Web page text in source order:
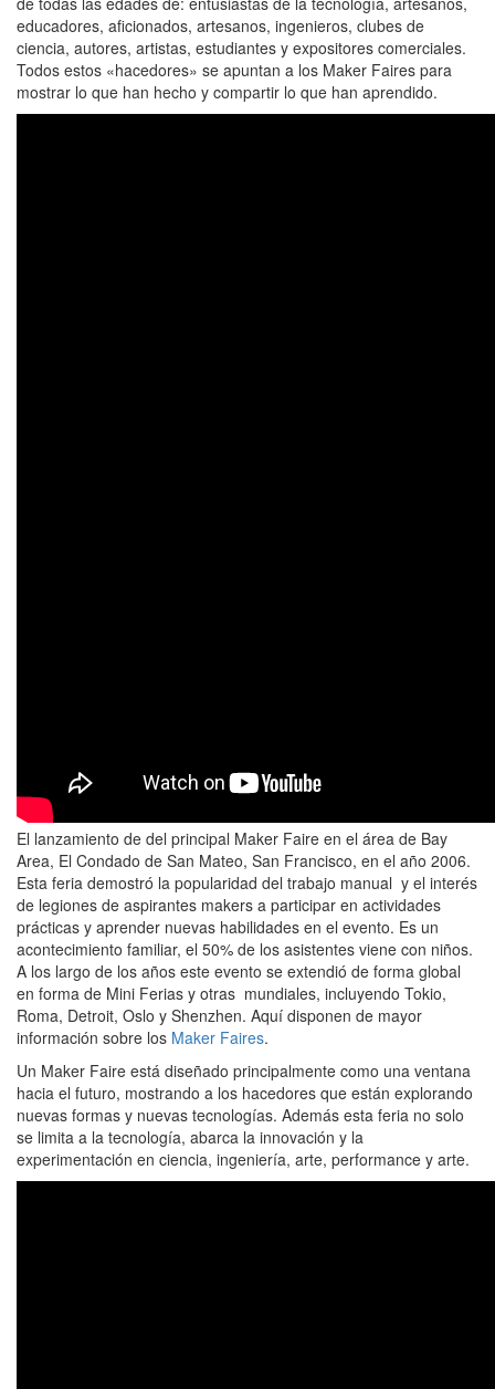
educadores, aficionados, artesanos, ingenieros, clubes de
ciencia, autores, artistas, estudiantes y expositores comerciales.
Todos estos «hacedores» se apuntan a los Maker Faires para
mostrar lo que han hecho y compartir lo que han aprendido.
El lanzamiento de del principal Maker Faire en el área de Bay
Area, El Condado de San Mateo, San Francisco, en el año 2006.
Esta feria demostró la popularidad del trabajo manual y el interés
de legiones de aspirantes makers a participar en actividades
prácticas y aprender nuevas habilidades en el evento. Es un
acontecimiento familiar, el 50% de los asistentes viene con niños.
A los largo de los años este evento se extendió de forma global
en forma de Mini Ferias y otras mundiales, incluyendo Tokio,
Roma, Detroit, Oslo y Shenzhen. Aquí disponen de mayor
información sobre los Maker Faires.
Un Maker Faire está diseñado principalmente como una ventana
hacia el futuro, mostrando a los hacedores que están explorando
nuevas formas y nuevas tecnologías. Además esta feria no solo
se limita a la tecnología, abarca la innovación y la
experimentación en ciencia, ingeniería, arte, performance y arte.